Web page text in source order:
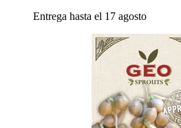
Entrega hasta el 17 agosto